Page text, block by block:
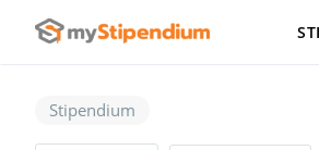
Stipendium